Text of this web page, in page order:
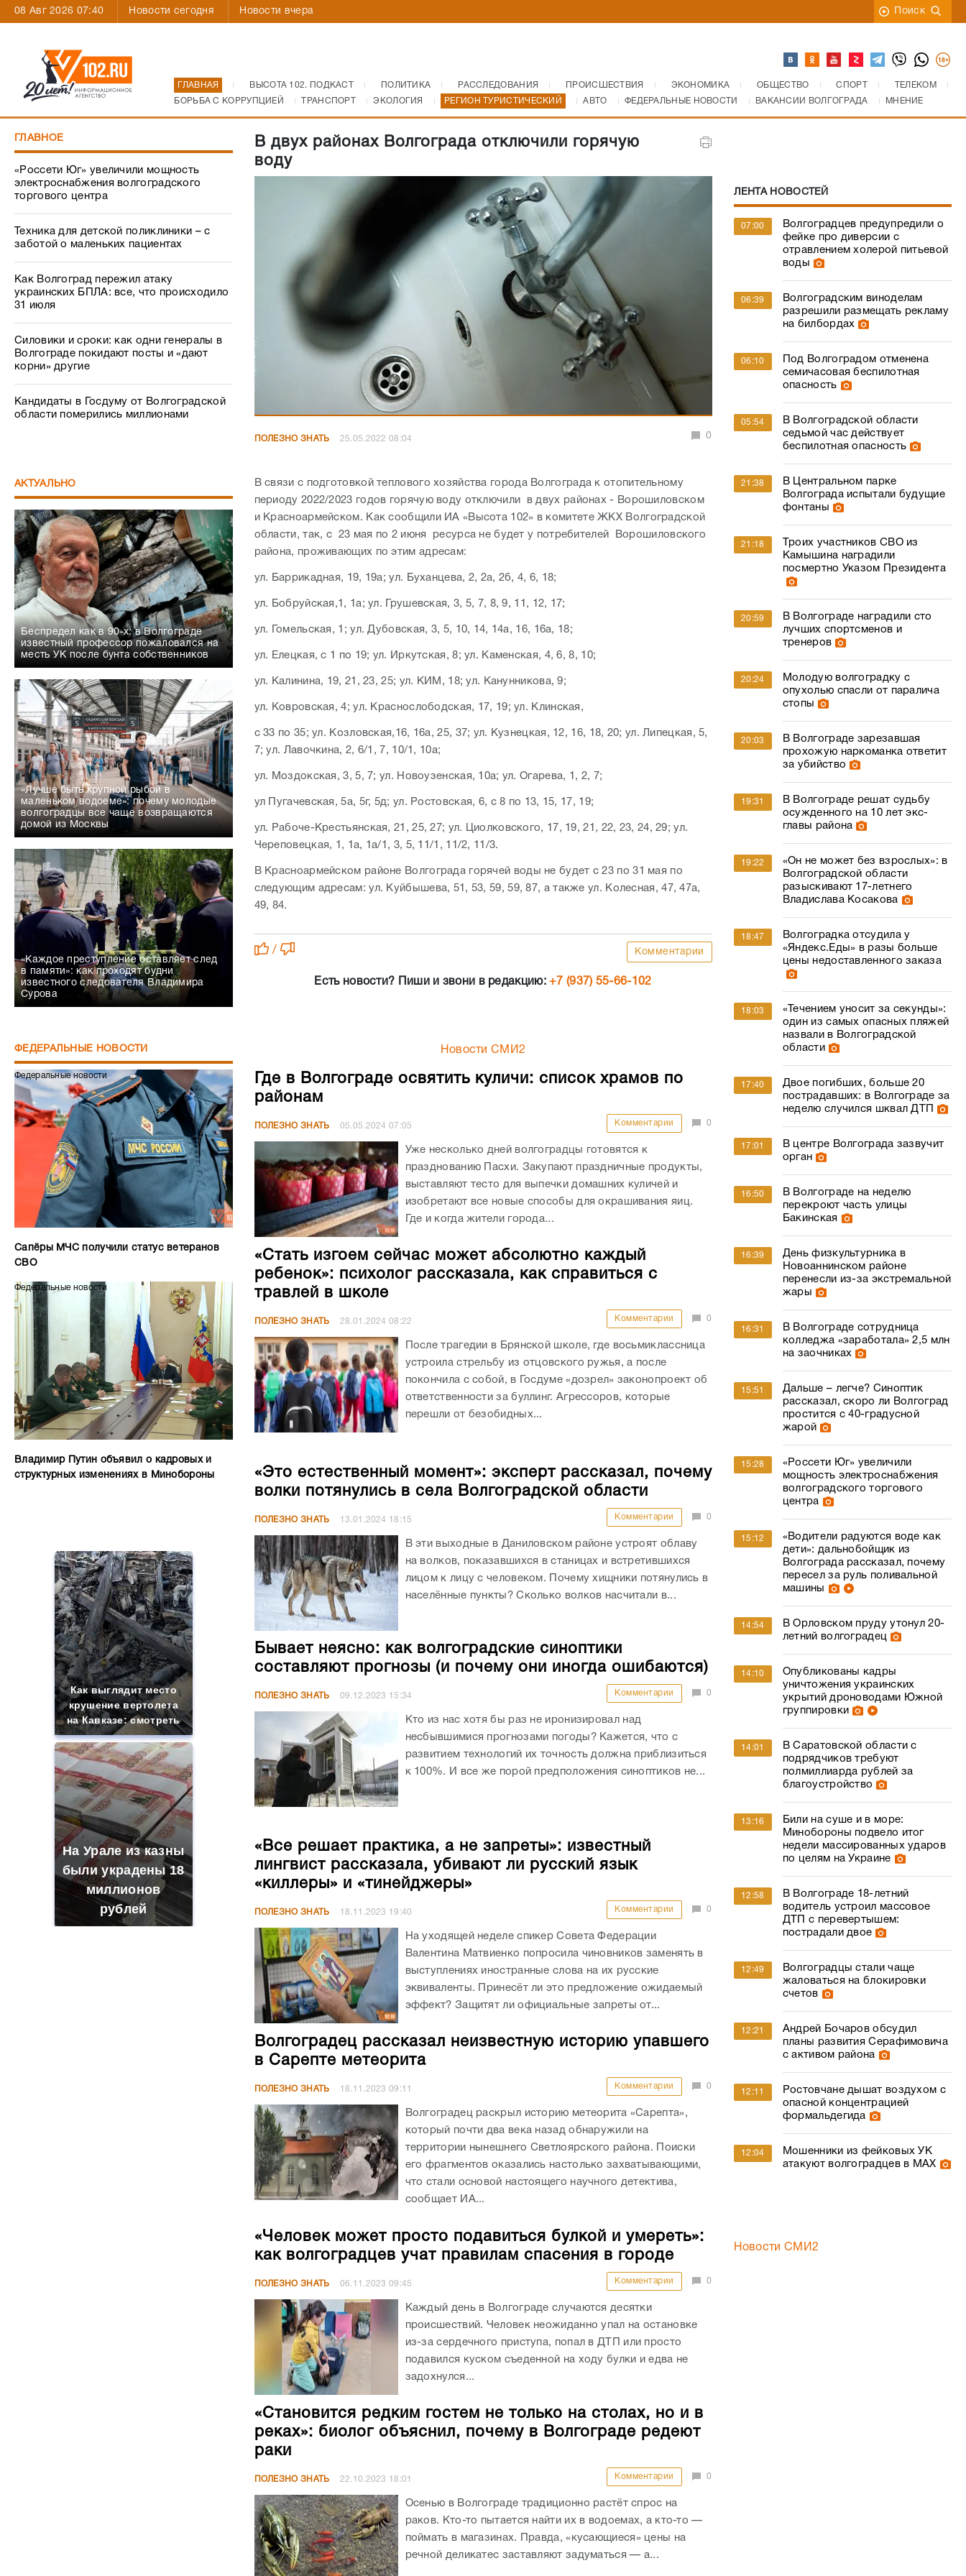
08 Авг 2026 07:40 Новости сегодня Новости вчера Поиск
ГЛАВНАЯ ВЫСОТА 102. ПОДКАСТ ПОЛИТИКА РАССЛЕДОВАНИЯ ПРОИСШЕСТВИЯ ЭКОНОМИКА ОБЩЕСТВО СПОРТ
ТЕЛЕКОМ
БОРЬБА С КОРРУПЦИЕЙ
ТРАНСПОРТ ЭКОЛОГИЯ РЕГИОН ТУРИСТИЧЕСКИЙ АВТО ФЕДЕРАЛЬНЫЕ НОВОСТИ ВАКАНСИИ ВОЛГОГРАДА МНЕНИЕ
ГЛАВНОЕ
«Россети Юг» увеличили мощность
электроснабжения волгоградского
торгового центра
Техника для детской поликлиники – с
заботой о маленьких пациентах
Как Волгоград пережил атаку
украинских БПЛА: все, что происходило
31 июля
Силовики и сроки: как одни генералы в
Волгограде покидают посты и «дают
корни» другие
Кандидаты в Госдуму от Волгоградской
области померились миллионами
АКТУАЛЬНО
Беспредел как в 90-х: в Волгограде
известный профессор пожаловался на
месть УК после бунта собственников
«Лучше быть крупной рыбой в
маленьком водоеме»: почему молодые
волгоградцы все чаще возвращаются
домой из Москвы
«Каждое преступление оставляет след
в памяти»: как проходят будни
известного следователя Владимира
Сурова
ФЕДЕРАЛЬНЫЕ НОВОСТИ
Федеральные новости
Сапёры МЧС получили статус ветеранов
СВО
Федеральные новости
Владимир Путин объявил о кадровых и
структурных изменениях в Минобороны
Как выглядит место
крушение вертолета
на Кавказе: смотреть
На Урале из казны
были украдены 18
миллионов
рублей
В двух районах Волгограда отключили горячую
воду
ПОЛЕЗНО ЗНАТЬ 25.05.2022 08:04 0
В связи с подготовкой теплового хозяйства города Волгограда к отопительному
периоду 2022/2023 годов горячую воду отключили в двух районах - Ворошиловском
и Красноармейском. Как сообщили ИА «Высота 102» в комитете ЖКХ Волгоградской
области, так, с 23 мая по 2 июня ресурса не будет у потребителей Ворошиловского
района, проживающих по этим адресам:
ул. Баррикадная, 19, 19а; ул. Буханцева, 2, 2а, 2б, 4, 6, 18;
ул. Бобруйская,1, 1а; ул. Грушевская, 3, 5, 7, 8, 9, 11, 12, 17;
ул. Гомельская, 1; ул. Дубовская, 3, 5, 10, 14, 14а, 16, 16а, 18;
ул. Елецкая, с 1 по 19; ул. Иркутская, 8; ул. Каменская, 4, 6, 8, 10;
ул. Калинина, 19, 21, 23, 25; ул. КИМ, 18; ул. Канунникова, 9;
ул. Ковровская, 4; ул. Краснослободская, 17, 19; ул. Клинская,
с 33 по 35; ул. Козловская,16, 16а, 25, 37; ул. Кузнецкая, 12, 16, 18, 20; ул. Липецкая, 5,
7; ул. Лавочкина, 2, 6/1, 7, 10/1, 10а;
ул. Моздокская, 3, 5, 7; ул. Новоузенская, 10а; ул. Огарева, 1, 2, 7;
ул Пугачевская, 5а, 5г, 5д; ул. Ростовская, 6, с 8 по 13, 15, 17, 19;
ул. Рабоче-Крестьянская, 21, 25, 27; ул. Циолковского, 17, 19, 21, 22, 23, 24, 29; ул.
Череповецкая, 1, 1а, 1а/1, 3, 5, 11/1, 11/2, 11/3.
В Красноармейском районе Волгограда горячей воды не будет с 23 по 31 мая по
следующим адресам: ул. Куйбышева, 51, 53, 59, 59, 87, а также ул. Колесная, 47, 47а,
49, 84.
/ Комментарии
Есть новости? Пиши и звони в редакцию:+7 (937) 55-66-102
Новости СМИ2
Где в Волгограде освятить куличи: список храмов по
районам
ПОЛЕЗНО ЗНАТЬ 05.05.202407:05 Комментарии 0
Уже несколько дней волгоградцы готовятся к
празднованию Пасхи. Закупают праздничные продукты,
выставляют тесто для выпечки домашних куличей и
изобретают все новые способы для окрашивания яиц.
Где и когда жители города...
«Стать изгоем сейчас может абсолютно каждый
ребенок»: психолог рассказала, как справиться с
травлей в школе
ПОЛЕЗНО ЗНАТЬ 28.01.202408:22 Комментарии 0
После трагедии в Брянской школе, где восьмиклассница
устроила стрельбу из отцовского ружья, а после
покончила с собой, в Госдуме «дозрел» законопроект об
ответственности за буллинг. Агрессоров, которые
перешли от безобидных...
«Это естественный момент»: эксперт рассказал, почему
волки потянулись в села Волгоградской области
ПОЛЕЗНО ЗНАТЬ 13.01.2024 18:15 Комментарии 0
В эти выходные в Даниловском районе устроят облаву
на волков, показавшихся в станицах и встретившихся
лицом к лицу с человеком. Почему хищники потянулись в
населённые пункты? Сколько волков насчитали в...
Бывает неясно: как волгоградские синоптики
составляют прогнозы (и почему они иногда ошибаются)
ПОЛЕЗНО ЗНАТЬ 09.12.2023 15:34 Комментарии 0
Кто из нас хотя бы раз не иронизировал над
несбывшимися прогнозами погоды? Кажется, что с
развитием технологий их точность должна приблизиться
к 100%. И все же порой предположения синоптиков не...
«Все решает практика, а не запреты»: известный
лингвист рассказала, убивают ли русский язык
«киллеры» и «тинейджеры»
ПОЛЕЗНО ЗНАТЬ 18.11.2023 19:40 Комментарии 0
На уходящей неделе спикер Совета Федерации
Валентина Матвиенко попросила чиновников заменять в
выступлениях иностранные слова на их русские
эквиваленты. Принесёт ли это предложение ожидаемый
эффект? Защитят ли официальные запреты от...
Волгоградец рассказал неизвестную историю упавшего
в Сарепте метеорита
ПОЛЕЗНО ЗНАТЬ 18.11.202309:11 Комментарии 0
Волгоградец раскрыл историю метеорита «Сарепта»,
который почти два века назад обнаружили на
территории нынешнего Светлоярского района. Поиски
его фрагментов оказались настолько захватывающими,
что стали основой настоящего научного детектива,
сообщает ИА...
«Человек может просто подавиться булкой и умереть»:
как волгоградцев учат правилам спасения в городе
ПОЛЕЗНО ЗНАТЬ 06.11.202309:45 Комментарии 0
Каждый день в Волгограде случаются десятки
происшествий. Человек неожиданно упал на остановке
из-за сердечного приступа, попал в ДТП или просто
подавился куском съеденной на ходу булки и едва не
задохнулся...
«Становится редким гостем не только на столах, но и в
реках»: биолог объяснил, почему в Волгограде редеют
раки
ПОЛЕЗНО ЗНАТЬ 22.10.2023 18:01 Комментарии 0
Осенью в Волгограде традиционно растёт спрос на
раков. Кто-то пытается найти их в водоемах, а кто-то —
поймать в магазинах. Правда, «кусающиеся» цены на
речной деликатес заставляют задуматься — а...
ЛЕНТА НОВОСТЕЙ
07:00
Волгоградцев предупредили о
фейке про диверсии с
отравлением холерой питьевой
воды
06:39
Волгоградским виноделам
разрешили размещать рекламу
на билбордах
06:10
Под Волгоградом отменена
семичасовая беспилотная
опасность
05:54
В Волгоградской области
седьмой час действует
беспилотная опасность
21:38
В Центральном парке
Волгограда испытали будущие
фонтаны
21:18
Троих участников СВО из
Камышина наградили
посмертно Указом Президента
20:59
В Волгограде наградили сто
лучших спортсменов и
тренеров
20:24
Молодую волгоградку с
опухолью спасли от паралича
стопы
20:03
В Волгограде зарезавшая
прохожую наркоманка ответит
за убийство
19:31
В Волгограде решат судьбу
осужденного на 10 лет экс-
главы района
19:22
«Он не может без взрослых»: в
Волгоградской области
разыскивают 17-летнего
Владислава Косакова
18:47
Волгоградка отсудила у
«Яндекс.Еды» в разы больше
цены недоставленного заказа
18:03
«Течением уносит за секунды»:
один из самых опасных пляжей
назвали в Волгоградской
области
17:40
Двое погибших, больше 20
пострадавших: в Волгограде за
неделю случился шквал ДТП
17:01
В центре Волгограда зазвучит
орган
16:50
В Волгограде на неделю
перекроют часть улицы
Бакинская
16:39
День физкультурника в
Новоаннинском районе
перенесли из-за экстремальной
жары
16:31
В Волгограде сотрудница
колледжа «заработала» 2,5 млн
на заочниках
15:51
Дальше – легче? Синоптик
рассказал, скоро ли Волгоград
простится с 40-градусной
жарой
15:28
«Россети Юг» увеличили
мощность электроснабжения
волгоградского торгового
центра
15:12
«Водители радуются воде как
дети»: дальнобойщик из
Волгограда рассказал, почему
пересел за руль поливальной
машины
14:54
В Орловском пруду утонул 20-
летний волгоградец
14:10
Опубликованы кадры
уничтожения украинских
укрытий дроноводами Южной
группировки
14:01
В Саратовской области с
подрядчиков требуют
полмиллиарда рублей за
благоустройство
13:16
Били на суше и в море:
Минобороны подвело итог
недели массированных ударов
по целям на Украине
12:58
В Волгограде 18-летний
водитель устроил массовое
ДТП с перевертышем:
пострадали двое
12:49
Волгоградцы стали чаще
жаловаться на блокировки
счетов
12:21
Андрей Бочаров обсудил
планы развития Серафимовича
с активом района
12:11
Ростовчане дышат воздухом с
опасной концентрацией
формальдегида
12:04
Мошенники из фейковых УК
атакуют волгоградцев в МАХ
Новости СМИ2